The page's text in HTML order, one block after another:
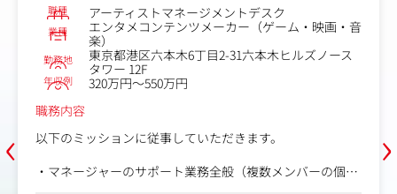
‹
職種 アーティストマネージメントデスク
業種
エンタメコンテンツメーカー（ゲーム・映画・音
楽）
勤務地
東京都港区六本木6丁目2-31六本木ヒルズノース
タワー 12F
年収例
320万円～550万円
職務内容
以下のミッションに従事していただきます。
・マネージャーのサポート業務全般（複数メンバーの個別
›